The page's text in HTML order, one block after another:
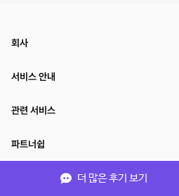
더 많은 후기 보기
회사
서비스 안내
관련 서비스
파트너쉽
서비스 제공 국가